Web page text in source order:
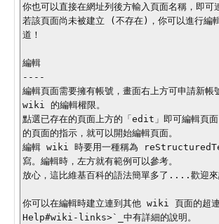
你也可以直接在網址列後方輸入頁面名稱，即可
若該頁面尚未被建立 (不存在)，你可以進行編
道！
編輯
----
編輯頁面需要擁有帳號，畫面右上方可申請新帳
wiki 的編輯權限。
點選已存在的頁面上方的「edit」即可編輯頁
的頁面的指示，就可以開始編輯頁面。
編輯 wiki 時要用一種稱為
寫。編輯時，左方就有範例可以參考。
放心，這比維基百科的語法簡單多了....歡迎來
你可以在編輯時建立連到其他 wiki 頁面的超
Help#wiki-links>`_中有詳細的說明。